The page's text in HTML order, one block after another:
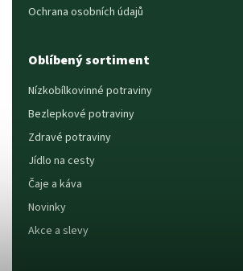
Ochrana osobních údajů
Oblíbený sortiment
Nízkobílkovinné potraviny
Bezlepkové potraviny
Zdravé potraviny
Jídlo na cesty
Čaje a káva
Novinky
Akce a slevy